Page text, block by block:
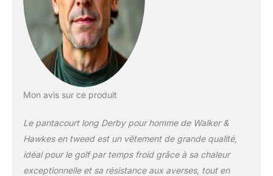
Mon avis sur ce produit
Le pantacourt long Derby pour homme de Walker &
Hawkes en tweed est un vêtement de grande qualité,
idéal pour le golf par temps froid grâce à sa chaleur
exceptionnelle et sa résistance aux averses, tout en